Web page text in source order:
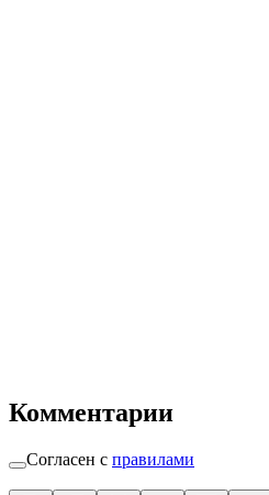
Комментарии
Согласен с правилами